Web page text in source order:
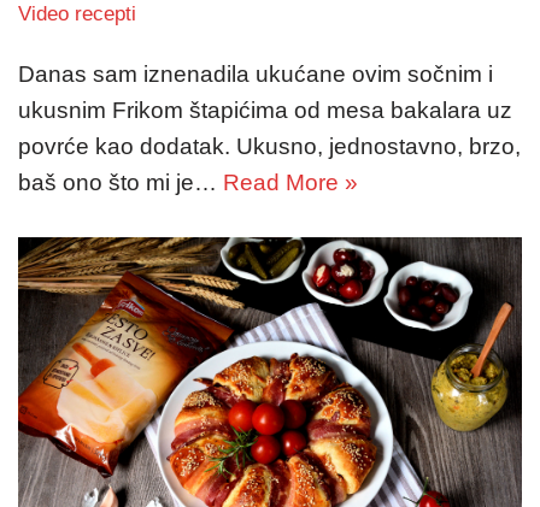
Video recepti
Danas sam iznenadila ukućane ovim sočnim i
ukusnim Frikom štapićima od mesa bakalara uz
povrće kao dodatak. Ukusno, jednostavno, brzo,
baš ono što mi je… Read More »